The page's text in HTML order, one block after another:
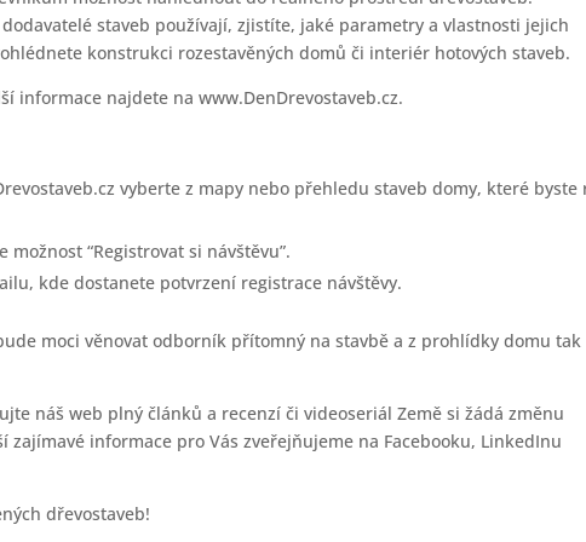
staveb používají, zjistíte, jaké parametry a vlastnosti jejich
konstrukci rozestavěných domů či interiér hotových staveb.
informace najdete na www.DenDrevostaveb.cz.
vyberte z mapy nebo přehledu staveb domy, které byste
“Registrovat si návštěvu”.
kde dostanete potvrzení registrace návštěvy.
moci věnovat odborník přítomný na stavbě a z prohlídky domu tak
náš web plný článků a recenzí či videoseriál Země si žádá změnu
informace pro Vás zveřejňujeme na Facebooku, LinkedInu
dřevostaveb!